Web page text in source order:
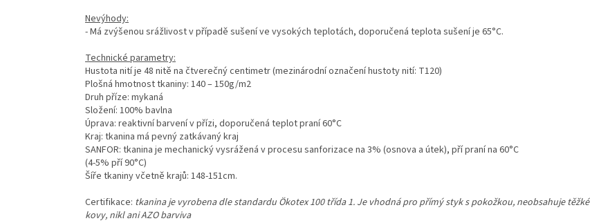
Nevýhody:
- Má zvýšenou srážlivost v případě sušení ve vysokých teplotách, doporučená teplota sušení je 65°C.
Technické parametry:
Hustota nití je 48 nitě na čtverečný centimetr (mezinárodní označení hustoty nití: T120)
Plošná hmotnost tkaniny: 140 – 150g/m2
Druh příze: mykaná
Složení: 100% bavlna
Úprava: reaktivní barvení v přízi, doporučená teplot praní 60°C
Kraj: tkanina má pevný zatkávaný kraj
SANFOR: tkanina je mechanický vysrážená v procesu sanforizace na 3% (osnova a útek), pří praní na 60°C
(4-5% pří 90°C)
Šíře tkaniny včetně krajů: 148-151cm.
Certifikace: tkanina je vyrobena dle standardu Ökotex 100 třída 1. Je vhodná pro přímý styk s pokožkou, neobsahuje těžké
kovy, nikl ani AZO barviva